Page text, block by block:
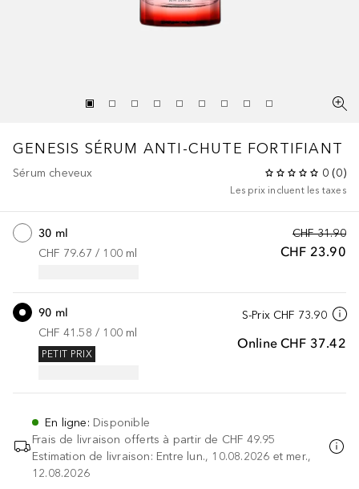
GENESIS SÉRUM ANTI-CHUTE FORTIFIANT
Sérum cheveux 0 (0)
Les prix incluent les taxes
CHF 31.90
CHF 23.90
30 ml
CHF 79.67 / 100 ml
S-Prix CHF 73.90
Online CHF 37.42
90 ml
CHF 41.58 / 100 ml
PETIT PRIX
En ligne: Disponible
Frais de livraison offerts à partir de CHF 49.95
Estimation de livraison: Entre lun., 10.08.2026 et mer.,
12.08.2026